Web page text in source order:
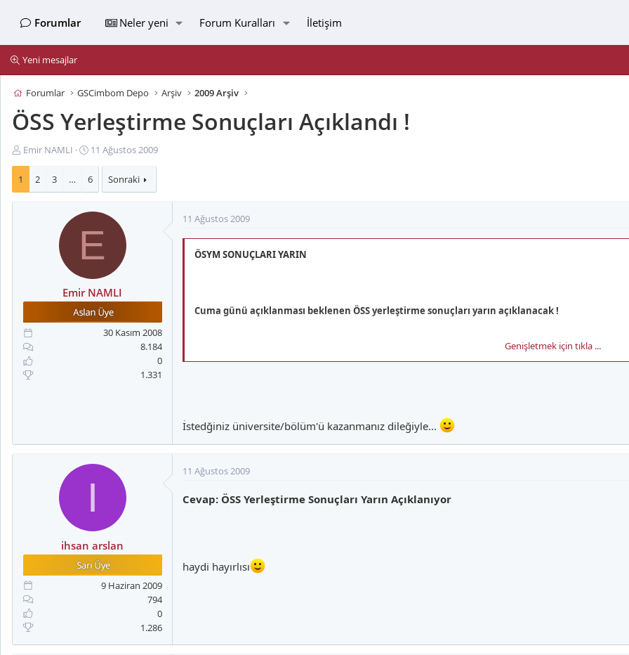
Forumlar Neler yeni Forum Kuralları İletişim
Yeni mesajlar
Forumlar GSCimbom Depo Arşiv 2009 Arşiv
ÖSS Yerleştirme Sonuçları Açıklandı !
K
o
u
t
n
Emir NAMLI
B
ş
l
g
ı
ç
t
a
r
i
11 Ağustos 2009
1 2 3 … 6 Sonraki
E
Emir NAMLI
30 Kasım 2008
8.184
0
1.331
11 Ağustos 2009
ÖSYM SONUÇLARI YARIN
Cuma günü açıklanması beklenen ÖSS yerleştirme sonuçları yarın açıklanacak !
Daha önce sonuçların cuma günü açıklanması bekleniyordu. Ancak bu açıklamayla birlikte sonuçların 2
Kaynak: Haber3.com
Genişletmek için tıkla ...
İstedğiniz üniversite/bölüm'ü kazanmanız dileğiyle...
I
ihsan arslan
9 Haziran 2009
794
0
1.286
11 Ağustos 2009
Cevap: ÖSS Yerleştirme Sonuçları Yarın Açıklanıyor
haydi hayırlısı